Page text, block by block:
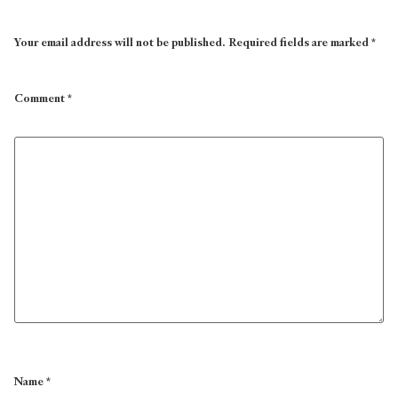
Your email address will not be published.Required fields are marked*
Comment*
Name*